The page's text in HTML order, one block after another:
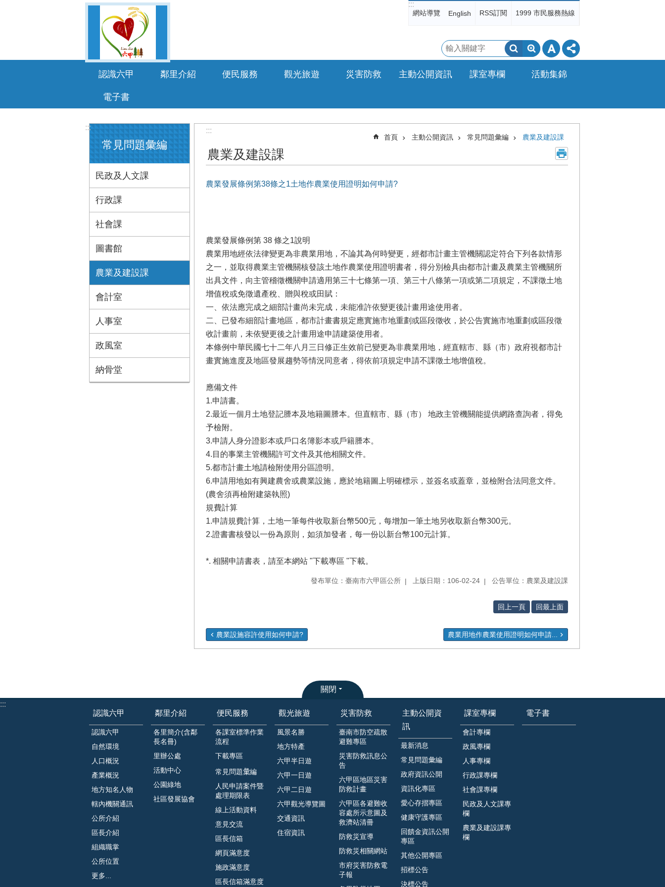
:::
網站導覽 English RSS訂閱 1999 市民服務熱線
搜
尋
認識六甲 鄰里介紹 便民服務 觀光旅遊 災害防救 主動公開資訊 課室專欄 活動集錦
電子書
:::
常見問題彙編
民政及人文課
行政課
社會課
圖書館
農業及建設課
會計室
人事室
政風室
納骨堂
:::
首頁 主動公開資訊 常見問題彙編 農業及建設課
農業及建設課
農業發展條例第38條之1土地作農業使用證明如何申請?
農業發展條例第 38 條之1說明
農業用地經依法律變更為非農業用地，不論其為何時變更，經都市計畫主管機關認定符合下列各款情形
之一，並取得農業主管機關核發該土地作農業使用證明書者，得分別檢具由都市計畫及農業主管機關所
出具文件，向主管稽徵機關申請適用第三十七條第一項、第三十八條第一項或第二項規定，不課徵土地
增值稅或免徵遺產稅、贈與稅或田賦：
一、依法應完成之細部計畫尚未完成，未能准許依變更後計畫用途使用者。
二、已發布細部計畫地區，都市計畫書規定應實施市地重劃或區段徵收，於公告實施市地重劃或區段徵
收計畫前，未依變更後之計畫用途申請建築使用者。
本條例中華民國七十二年八月三日修正生效前已變更為非農業用地，經直轄市、縣（市）政府視都市計
畫實施進度及地區發展趨勢等情況同意者，得依前項規定申請不課徵土地增值稅。
應備文件
1.申請書。
2.最近一個月土地登記謄本及地籍圖謄本。但直轄市、縣（市） 地政主管機關能提供網路查詢者，得免
予檢附。
3.申請人身分證影本或戶口名簿影本或戶籍謄本。
4.目的事業主管機關許可文件及其他相關文件。
5.都市計畫土地請檢附使用分區證明。
6.申請用地如有興建農舍或農業設施，應於地籍圖上明確標示，並簽名或蓋章，並檢附合法同意文件。
(農舍須再檢附建築執照)
規費計算
1.申請規費計算，土地一筆每件收取新台幣500元，每增加一筆土地另收取新台幣300元。
2.證書書核發以一份為原則，如須加發者，每一份以新台幣100元計算。
*. 相關申請書表，請至本網站 "下載專區 "下載。
發布單位：臺南市六甲區公所 上版日期：106-02-24 公告單位：農業及建設課
回上一頁 回最上面
農業設施容許使用如何申請? 農業用地作農業使用證明如何申請...
關閉
:::
認識六甲
認識六甲
自然環境
人口概況
產業概況
地方知名人物
轄內機關通訊
公所介紹
區長介紹
組織職掌
公所位置
更多...
鄰里介紹
各里簡介(含鄰
長名冊)
里辦公處
活動中心
公園綠地
社區發展協會
便民服務
各課室標準作業
流程
下載專區
常見問題𢑥編
人民申請案件暨
處理期限表
線上活動資料
意見交流
區長信箱
網頁滿意度
施政滿意度
區長信箱滿意度
觀光旅遊
風景名勝
地方特產
六甲半日遊
六甲一日遊
六甲二日遊
六甲觀光導覽圖
交通資訊
住宿資訊
災害防救
臺南市防空疏散
避難專區
災害防救訊息公
告
六甲區地區災害
防救計畫
六甲區各避難收
容處所示意圖及
救濟站清冊
防救災宣導
防救災相關網站
市府災害防救電
子報
主動公開資
訊
最新消息
常見問題彙編
政府資訊公開
資訊化專區
愛心存摺專區
健康守護專區
回饋金資訊公開
專區
其他公開專區
招標公告
決標公告
課室專欄
會計專欄
政風專欄
人事專欄
行政課專欄
社會課專欄
民政及人文課專
欄
農業及建設課專
欄
電子書